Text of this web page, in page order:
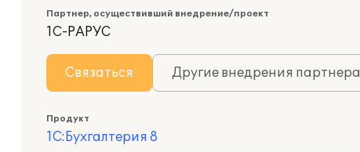
Партнер, осуществивший внедрение/проект
1С-РАРУС
Связаться Другие внедрения партнера
Продукт
1С:Бухгалтерия 8